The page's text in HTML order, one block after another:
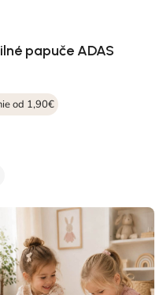
papuče ADAS
od 1,90€